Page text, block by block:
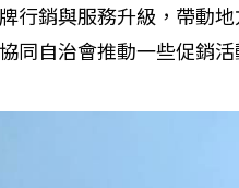
行銷與服務升級，帶動
同自治會推動一些促銷